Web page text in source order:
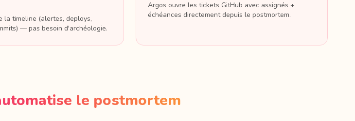
la timeline (alertes, deploys,
— pas besoin d'archéologie.
Argos ouvre les tickets GitHub avec assignés +
échéances directement depuis le postmortem.
le postmortem